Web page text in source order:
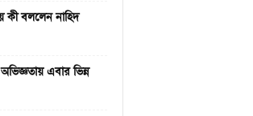
কী বললেন নাহিদ
এবার ভিন্ন